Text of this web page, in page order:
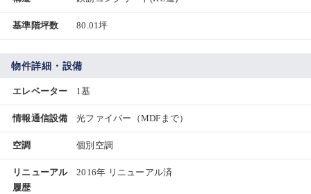
基準階坪数 80.01坪
物件詳細・設備
エレベーター 1基
情報通信設備 光ファイバー（MDFまで）
空調 個別空調
リニューアル
履歴
2016年 リニューアル済